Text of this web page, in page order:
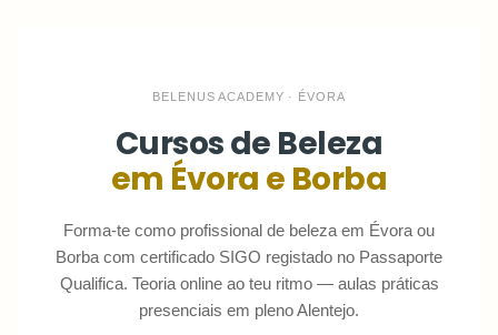
BELENUS ACADEMY · ÉVORA
Cursos de Beleza
em Évora e Borba
Forma-te como profissional de beleza em Évora ou
Borba com certificado SIGO registado no Passaporte
Qualifica. Teoria online ao teu ritmo — aulas práticas
presenciais em pleno Alentejo.